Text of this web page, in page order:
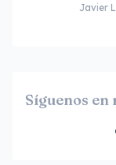
Javier
Síguenos en